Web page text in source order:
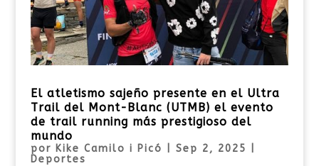
El atletismo sajeño presente en el Ultra
Trail del Mont-Blanc (UTMB) el evento
de trail running más prestigioso del
mundo
por Kike Camilo i Picó Sep 2, 2025
Deportes